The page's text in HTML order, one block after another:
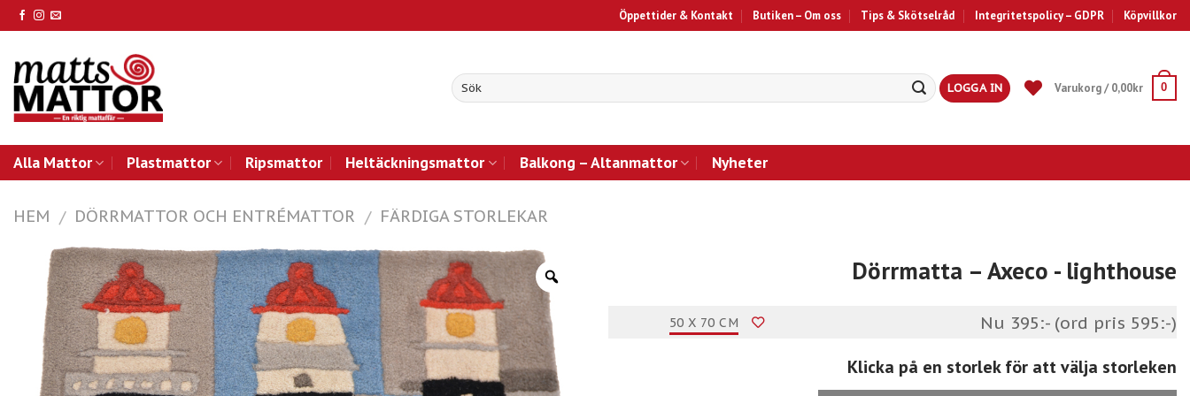
Skip
to
Öppettider & Kontakt Butiken – Om oss Tips & Skötselråd Integritetspolicy – GDPR Köpvillkor
LOGGA IN Varukorg /0,00kr 0
Alla Mattor Plastmattor Ripsmattor Heltäckningsmattor Balkong – Altanmattor Nyheter
HEM / DÖRRMATTOR OCH ENTRÉMATTOR / FÄRDIGA STORLEKAR
Dörrmatta – Axeco - lighthouse
50 X 70 CM Nu 395:- (ord pris 595:-)
Klicka på en storlek för att välja storleken